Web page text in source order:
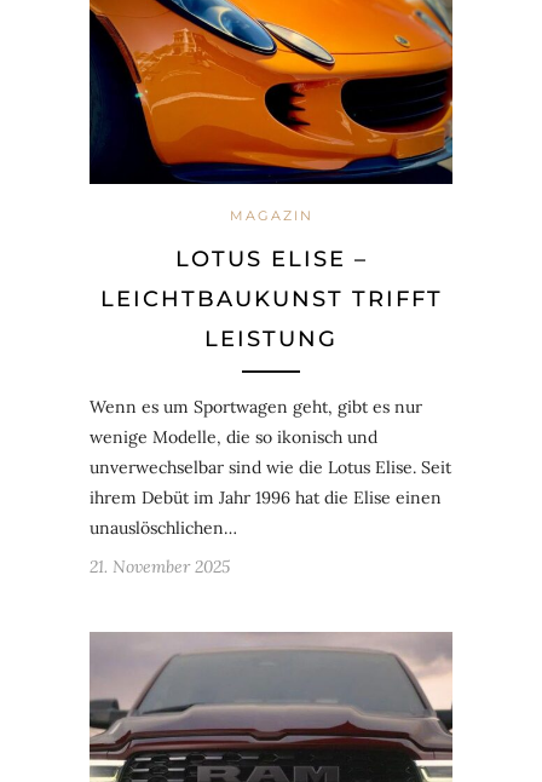
MAGAZIN
LOTUS ELISE –
LEICHTBAUKUNST TRIFFT
LEISTUNG
Wenn es um Sportwagen geht, gibt es nur
wenige Modelle, die so ikonisch und
unverwechselbar sind wie die Lotus Elise. Seit
ihrem Debüt im Jahr 1996 hat die Elise einen
unauslöschlichen…
21. November 2025